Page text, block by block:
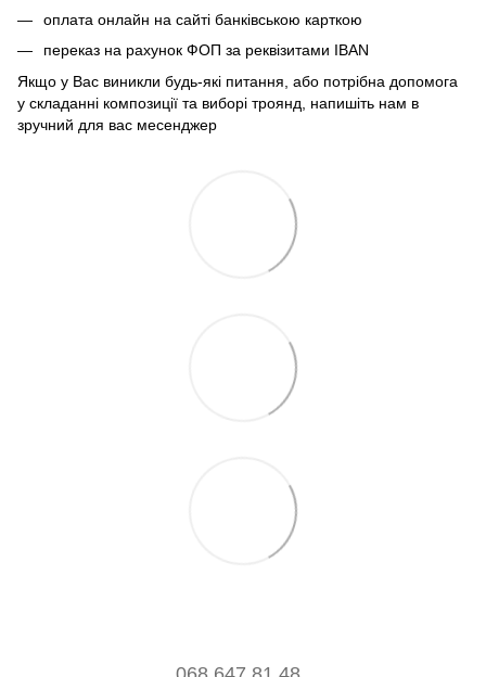
оплата онлайн на сайті банківською карткою
переказ на рахунок ФОП за реквізитами IBAN
Якщо у Вас виникли будь-які питання, або потрібна допомога
у складанні композиції та виборі троянд, напишіть нам в
зручний для вас месенджер